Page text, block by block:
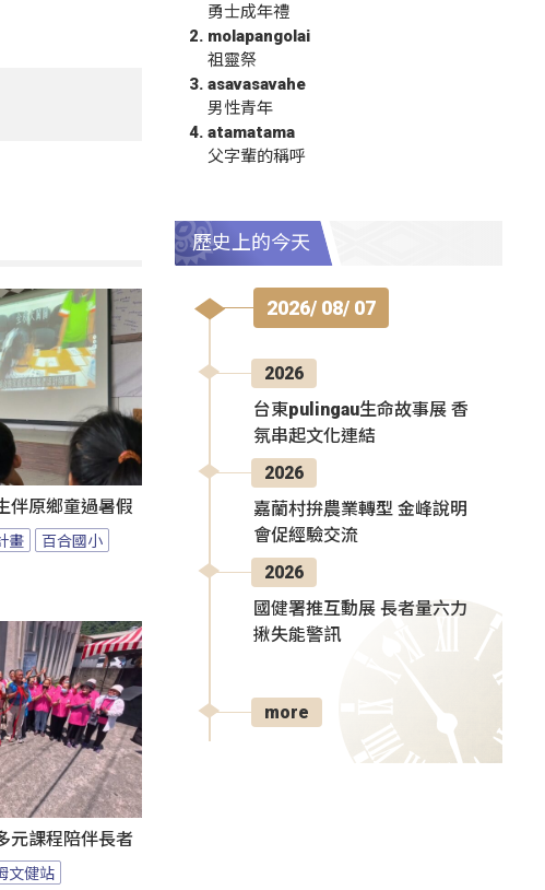
伴原鄉童過暑假
畫 百合國小
元課程陪伴長者
文健站
勇士成年禮
molapangolai
祖靈祭
asavasavahe
男性青年
atamatama
父字輩的稱呼
歷史上的今天
2026/ 08/ 07
2026
台東pulingau生命故事展 香
氛串起文化連結
2026
嘉蘭村拚農業轉型 金峰說明
會促經驗交流
2026
國健署推互動展 長者量六力
揪失能警訊
more